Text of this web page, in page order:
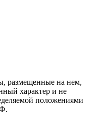
размещенные на нем,
характер и не
положениями